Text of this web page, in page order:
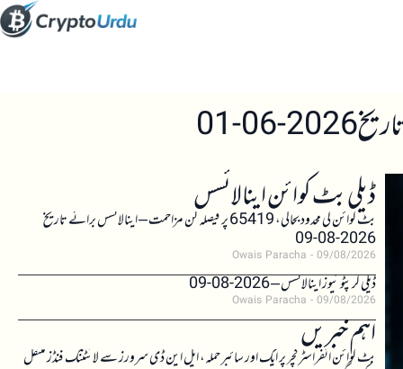
01
ڈیلی بٹ کوائن اینالائسسبٹ کوائن کی محدود بحالی، 65419 پر فیصلہ کن مزاحمت – اینالائسس برائے تاریخ
2026-08-09
Owais Paracha 09/08/2026
ڈیلی کرپٹو نیوز اینالائسس – 2026-08-09
Owais Paracha 09/08/2026
اہم خبریں
بٹ کوائن انفراسٹرکچر پر ایک اور سائبر حملہ، ایل این ڈی سرورز سے لائٹننگ فنڈز منتقل